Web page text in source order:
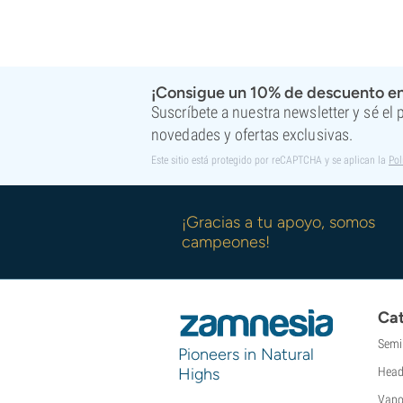
¡Consigue un 10% de descuento
Suscríbete a nuestra newsletter y sé el
novedades y ofertas exclusivas.
Este sitio está protegido por reCAPTCHA y se aplican la
¡Gracias a tu apoyo, somos
campeones!
Pioneers in Natural
Highs